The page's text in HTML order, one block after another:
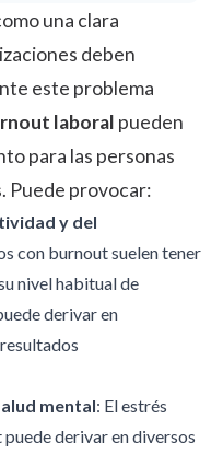
una clara
deben
este problema
laboral pueden
para las personas
Puede provocar:
y del
con burnout suelen tener
nivel habitual de
derivar en
mental: El estrés
derivar en diversos